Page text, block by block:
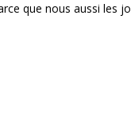
que nous aussi les